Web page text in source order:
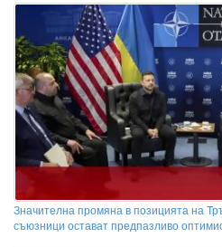
Значителна промяна в позицията на
съюзници остават предпазливо